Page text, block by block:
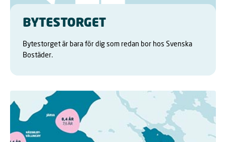
BYTESTORGET
Bytestorget är bara för dig som redan bor hos Svenska
Bostäder.